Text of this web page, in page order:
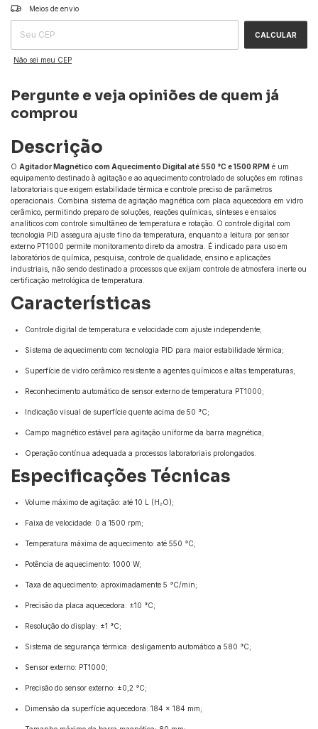
Entregas para o CEP:
Meios de envio
CALCULAR
Não sei meu CEP
Pergunte e veja opiniões de quem já
comprou
Descrição
O Agitador Magnético com Aquecimento Digital até 550 °C e 1500 RPM é um
equipamento destinado à agitação e ao aquecimento controlado de soluções em rotinas
laboratoriais que exigem estabilidade térmica e controle preciso de parâmetros
operacionais. Combina sistema de agitação magnética com placa aquecedora em vidro
cerâmico, permitindo preparo de soluções, reações químicas, sínteses e ensaios
analíticos com controle simultâneo de temperatura e rotação. O controle digital com
tecnologia PID assegura ajuste fino da temperatura, enquanto a leitura por sensor
externo PT1000 permite monitoramento direto da amostra. É indicado para uso em
laboratórios de química, pesquisa, controle de qualidade, ensino e aplicações
industriais, não sendo destinado a processos que exijam controle de atmosfera inerte ou
certificação metrológica de temperatura.
Características
Controle digital de temperatura e velocidade com ajuste independente;
Sistema de aquecimento com tecnologia PID para maior estabilidade térmica;
Superfície de vidro cerâmico resistente a agentes químicos e altas temperaturas;
Reconhecimento automático de sensor externo de temperatura PT1000;
Indicação visual de superfície quente acima de 50 °C;
Campo magnético estável para agitação uniforme da barra magnética;
Operação contínua adequada a processos laboratoriais prolongados.
Especificações Técnicas
Volume máximo de agitação: até 10 L (H₂O);
Faixa de velocidade: 0 a 1500 rpm;
Temperatura máxima de aquecimento: até 550 °C;
Potência de aquecimento: 1000 W;
Taxa de aquecimento: aproximadamente 5 °C/min;
Precisão da placa aquecedora: ±10 °C;
Resolução do display: ±1 °C;
Sistema de segurança térmica: desligamento automático a 580 °C;
Sensor externo: PT1000;
Precisão do sensor externo: ±0,2 °C;
Dimensão da superfície aquecedora: 184 × 184 mm;